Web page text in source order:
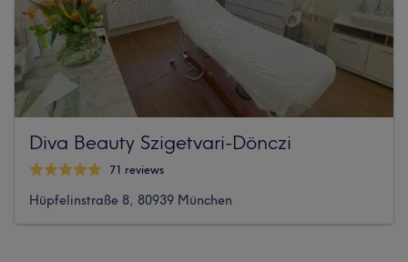
Diva Beauty Szigetvari-Dönczi
71 reviews
Hüpfelinstraße 8, 80939 München